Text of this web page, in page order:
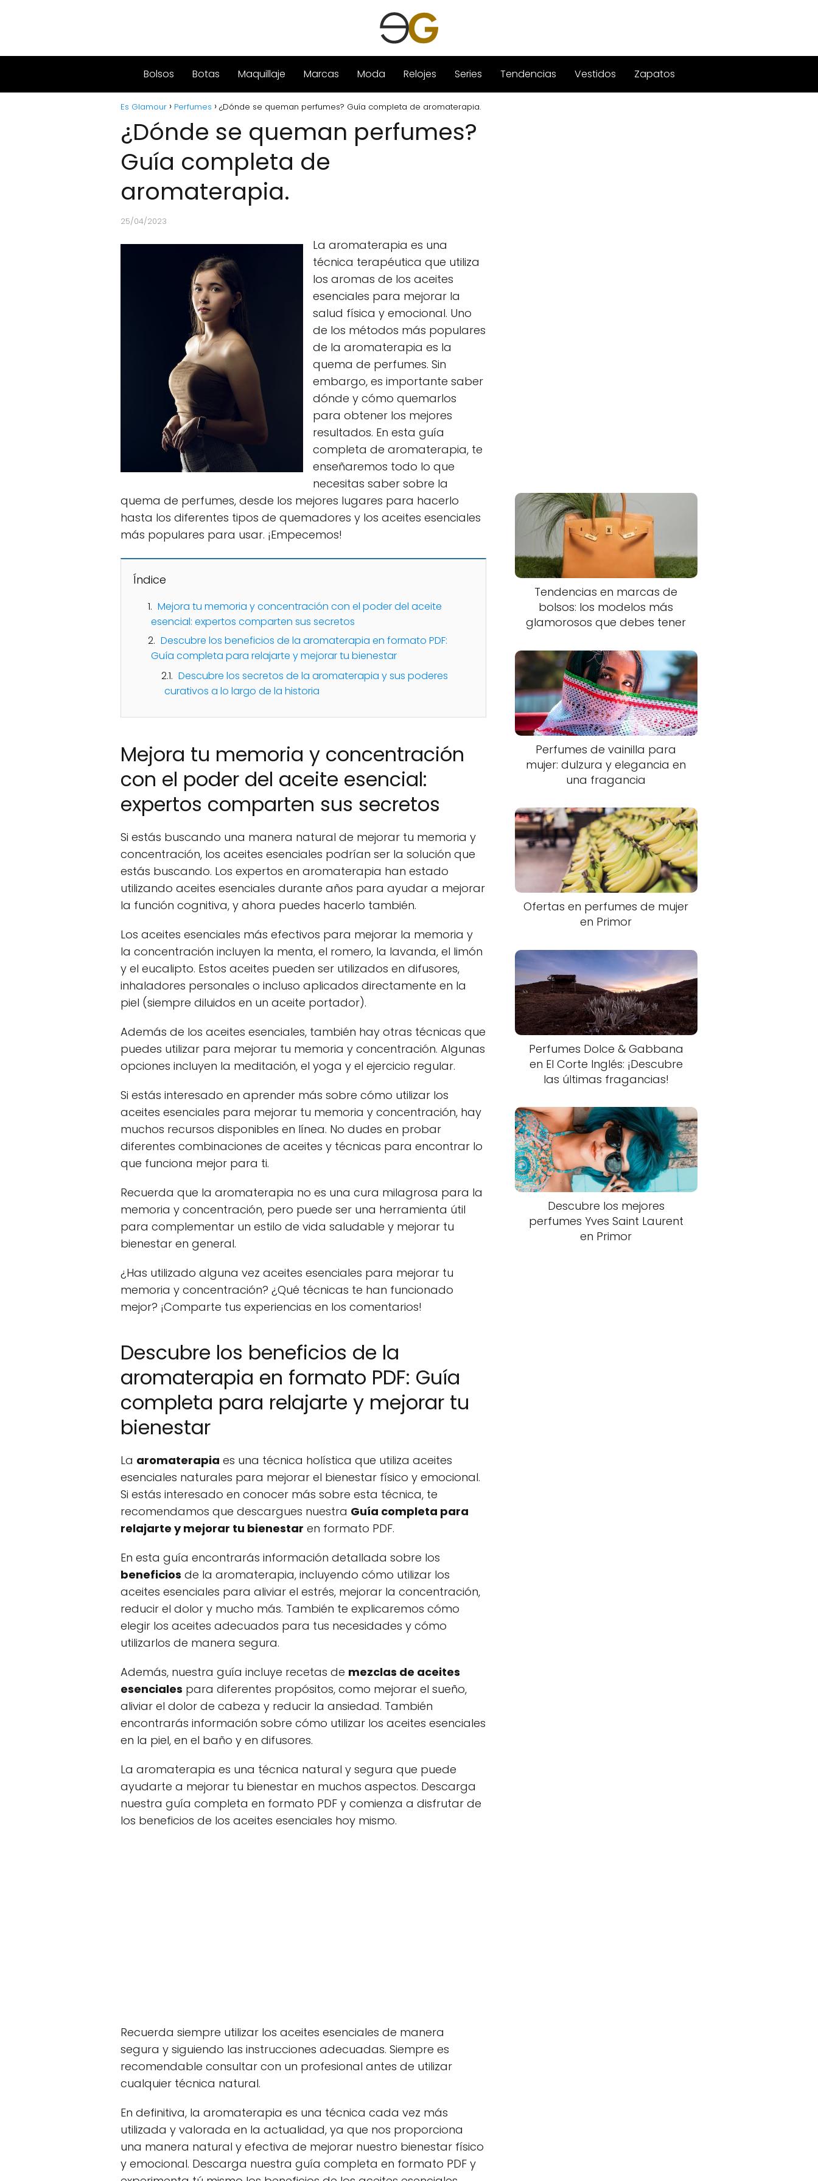
Bolsos Botas Maquillaje Marcas Moda Relojes Series Tendencias Vestidos Zapatos
Es Glamour Perfumes ¿Dónde se queman perfumes? Guía completa de aromaterapia.
¿Dónde se queman perfumes?
Guía completa de
aromaterapia.
25/04/2023
La aromaterapia es una
técnica terapéutica que utiliza
los aromas de los aceites
esenciales para mejorar la
salud física y emocional. Uno
de los métodos más populares
de la aromaterapia es la
quema de perfumes. Sin
embargo, es importante saber
dónde y cómo quemarlos
para obtener los mejores
resultados. En esta guía
completa de aromaterapia, te
enseñaremos todo lo que
necesitas saber sobre la
quema de perfumes, desde los mejores lugares para hacerlo
hasta los diferentes tipos de quemadores y los aceites esenciales
más populares para usar. ¡Empecemos!
Índice
Mejora tu memoria y concentración con el poder del aceite
esencial: expertos comparten sus secretos
Descubre los beneficios de la aromaterapia en formato PDF:
Guía completa para relajarte y mejorar tu bienestar
Descubre los secretos de la aromaterapia y sus poderes
curativos a lo largo de la historia
Mejora tu memoria y concentración
con el poder del aceite esencial:
expertos comparten sus secretos
Si estás buscando una manera natural de mejorar tu memoria y
concentración, los aceites esenciales podrían ser la solución que
estás buscando. Los expertos en aromaterapia han estado
utilizando aceites esenciales durante años para ayudar a mejorar
la función cognitiva, y ahora puedes hacerlo también.
Los aceites esenciales más efectivos para mejorar la memoria y
la concentración incluyen la menta, el romero, la lavanda, el limón
y el eucalipto. Estos aceites pueden ser utilizados en difusores,
inhaladores personales o incluso aplicados directamente en la
piel (siempre diluidos en un aceite portador).
Además de los aceites esenciales, también hay otras técnicas que
puedes utilizar para mejorar tu memoria y concentración. Algunas
opciones incluyen la meditación, el yoga y el ejercicio regular.
Si estás interesado en aprender más sobre cómo utilizar los
aceites esenciales para mejorar tu memoria y concentración, hay
muchos recursos disponibles en línea. No dudes en probar
diferentes combinaciones de aceites y técnicas para encontrar lo
que funciona mejor para ti.
Recuerda que la aromaterapia no es una cura milagrosa para la
memoria y concentración, pero puede ser una herramienta útil
para complementar un estilo de vida saludable y mejorar tu
bienestar en general.
¿Has utilizado alguna vez aceites esenciales para mejorar tu
memoria y concentración? ¿Qué técnicas te han funcionado
mejor? ¡Comparte tus experiencias en los comentarios!
Descubre los beneficios de la
aromaterapia en formato PDF: Guía
completa para relajarte y mejorar tu
bienestar
La aromaterapia es una técnica holística que utiliza aceites
esenciales naturales para mejorar el bienestar físico y emocional.
Si estás interesado en conocer más sobre esta técnica, te
recomendamos que descargues nuestra Guía completa para
relajarte y mejorar tu bienestar en formato PDF.
En esta guía encontrarás información detallada sobre los
beneficios de la aromaterapia, incluyendo cómo utilizar los
aceites esenciales para aliviar el estrés, mejorar la concentración,
reducir el dolor y mucho más. También te explicaremos cómo
elegir los aceites adecuados para tus necesidades y cómo
utilizarlos de manera segura.
Además, nuestra guía incluye recetas de mezclas de aceites
esenciales para diferentes propósitos, como mejorar el sueño,
aliviar el dolor de cabeza y reducir la ansiedad. También
encontrarás información sobre cómo utilizar los aceites esenciales
en la piel, en el baño y en difusores.
La aromaterapia es una técnica natural y segura que puede
ayudarte a mejorar tu bienestar en muchos aspectos. Descarga
nuestra guía completa en formato PDF y comienza a disfrutar de
los beneficios de los aceites esenciales hoy mismo.
Recuerda siempre utilizar los aceites esenciales de manera
segura y siguiendo las instrucciones adecuadas. Siempre es
recomendable consultar con un profesional antes de utilizar
cualquier técnica natural.
En definitiva, la aromaterapia es una técnica cada vez más
utilizada y valorada en la actualidad, ya que nos proporciona
una manera natural y efectiva de mejorar nuestro bienestar físico
y emocional. Descarga nuestra guía completa en formato PDF y
Tendencias en marcas de
bolsos: los modelos más
glamorosos que debes tener
Perfumes de vainilla para
mujer: dulzura y elegancia en
una fragancia
Ofertas en perfumes de mujer
en Primor
Perfumes Dolce & Gabbana
en El Corte Inglés: ¡Descubre
las últimas fragancias!
Descubre los mejores
perfumes Yves Saint Laurent
en Primor